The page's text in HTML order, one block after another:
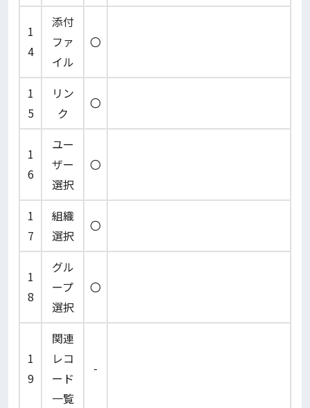
1
4
添付
ファ
イル
〇
1
5
リン
ク
〇
1
6
ユー
ザー
選択
〇
1
7
組織
選択
〇
1
8
グル
ープ
選択
〇
1
9
関連
レコ
ード
一覧
-